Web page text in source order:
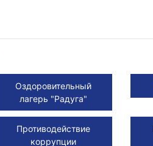
Оздоровительный
лагерь "Радуга"
Противодействие
коррупции